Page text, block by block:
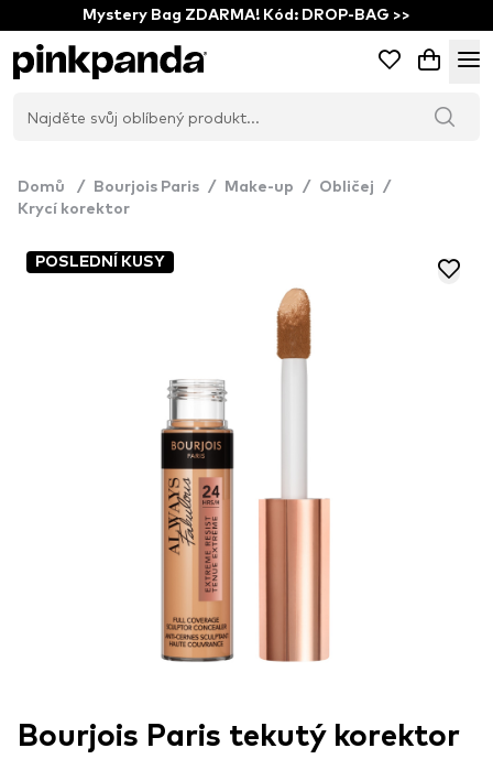
Mystery Bag ZDARMA! Kód: DROP-BAG >>
Domů / Bourjois Paris / Make-up / Obličej
/
Krycí korektor
POSLEDNÍ KUSY
Bourjois Paris tekutý korektor